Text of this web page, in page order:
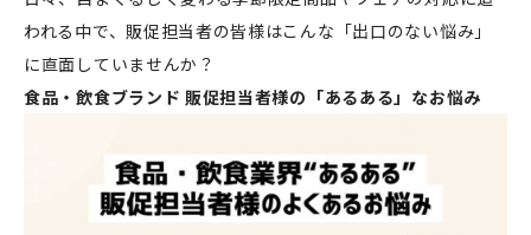
われる中で、販促担当者の皆様はこんな「出口のない悩み」
に直面していませんか？
食品・飲食ブランド 販促担当者様の「あるある」なお悩み